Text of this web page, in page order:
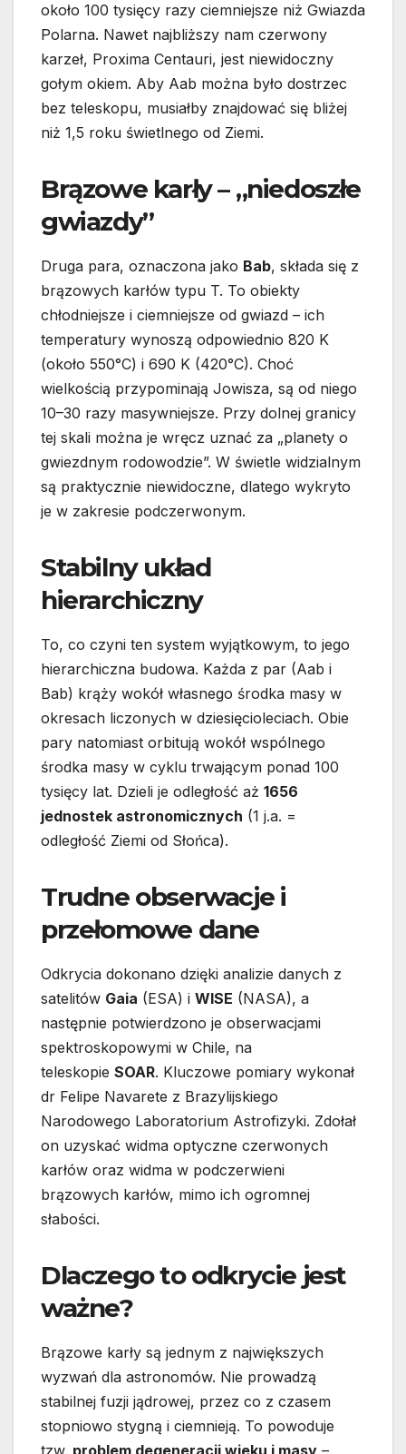
około 100 tysięcy razy ciemniejsze niż Gwiazda
Polarna. Nawet najbliższy nam czerwony
karzeł, Proxima Centauri, jest niewidoczny
gołym okiem. Aby Aab można było dostrzec
bez teleskopu, musiałby znajdować się bliżej
niż 1,5 roku świetlnego od Ziemi.
Brązowe karły – „niedoszłe
gwiazdy”
Druga para, oznaczona jako Bab, składa się z
brązowych karłów typu T. To obiekty
chłodniejsze i ciemniejsze od gwiazd – ich
temperatury wynoszą odpowiednio 820 K
(około 550°C) i 690 K (420°C). Choć
wielkością przypominają Jowisza, są od niego
10–30 razy masywniejsze. Przy dolnej granicy
tej skali można je wręcz uznać za „planety o
gwiezdnym rodowodzie”. W świetle widzialnym
są praktycznie niewidoczne, dlatego wykryto
je w zakresie podczerwonym.
Stabilny układ
hierarchiczny
To, co czyni ten system wyjątkowym, to jego
hierarchiczna budowa. Każda z par (Aab i
Bab) krąży wokół własnego środka masy w
okresach liczonych w dziesięcioleciach. Obie
pary natomiast orbitują wokół wspólnego
środka masy w cyklu trwającym ponad 100
tysięcy lat. Dzieli je odległość aż 1656
jednostek astronomicznych (1 j.a. =
odległość Ziemi od Słońca).
Trudne obserwacje i
przełomowe dane
Odkrycia dokonano dzięki analizie danych z
satelitów Gaia (ESA) i WISE (NASA), a
następnie potwierdzono je obserwacjami
spektroskopowymi w Chile, na
teleskopie SOAR. Kluczowe pomiary wykonał
dr Felipe Navarete z Brazylijskiego
Narodowego Laboratorium Astrofizyki. Zdołał
on uzyskać widma optyczne czerwonych
karłów oraz widma w podczerwieni
brązowych karłów, mimo ich ogromnej
słabości.
Dlaczego to odkrycie jest
ważne?
Brązowe karły są jednym z największych
wyzwań dla astronomów. Nie prowadzą
stabilnej fuzji jądrowej, przez co z czasem
stopniowo stygną i ciemnieją. To powoduje